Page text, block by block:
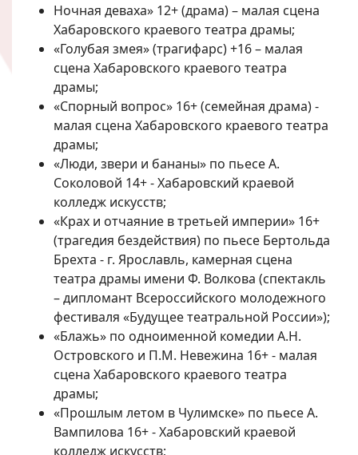
Ночная деваха» 12+ (драма) – малая сцена
Хабаровского краевого театра драмы;
«Голубая змея» (трагифарс) +16 – малая
сцена Хабаровского краевого театра
драмы;
«Спорный вопрос» 16+ (семейная драма) -
малая сцена Хабаровского краевого театра
драмы;
«Люди, звери и бананы» по пьесе А.
Соколовой 14+ - Хабаровский краевой
колледж искусств;
«Крах и отчаяние в третьей империи» 16+
(трагедия бездействия) по пьесе Бертольда
Брехта - г. Ярославль, камерная сцена
театра драмы имени Ф. Волкова (спектакль
– дипломант Всероссийского молодежного
фестиваля «Будущее театральной России»);
«Блажь» по одноименной комедии А.Н.
Островского и П.М. Невежина 16+ - малая
сцена Хабаровского краевого театра
драмы;
«Прошлым летом в Чулимске» по пьесе А.
Вампилова 16+ - Хабаровский краевой
колледж искусств;